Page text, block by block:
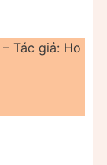
– Tác giả: Ho